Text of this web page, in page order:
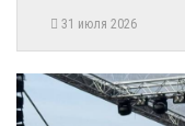
31 июля 2026